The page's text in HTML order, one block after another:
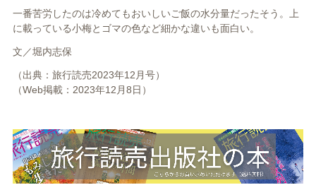
一番苦労したのは冷めてもおいしいご飯の水分量だったそう。上
に載っている小梅とゴマの色など細かな違いも面白い。
文／堀内志保
（出典：旅行読売2023年12月号）
（Web掲載：2023年12月8日）